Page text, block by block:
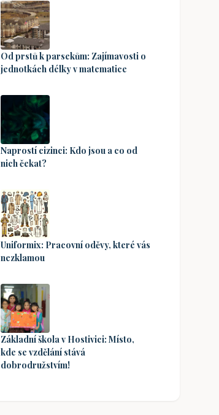
Od prstů k parsekům: Zajímavosti o
jednotkách délky v matematice
Naprostí cizinci: Kdo jsou a co od
nich čekat?
Uniformix: Pracovní oděvy, které vás
nezklamou
Základní škola v Hostivici: Místo,
kde se vzdělání stává
dobrodružstvím!